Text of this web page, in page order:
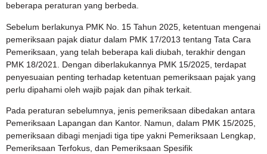
beberapa peraturan yang berbeda.
Sebelum berlakunya PMK No. 15 Tahun 2025, ketentuan mengenai
pemeriksaan pajak diatur dalam PMK 17/2013 tentang Tata Cara
Pemeriksaan, yang telah beberapa kali diubah, terakhir dengan
PMK 18/2021. Dengan diberlakukannya PMK 15/2025, terdapat
penyesuaian penting terhadap ketentuan pemeriksaan pajak yang
perlu dipahami oleh wajib pajak dan pihak terkait.
Pada peraturan sebelumnya, jenis pemeriksaan dibedakan antara
Pemeriksaan Lapangan dan Kantor. Namun, dalam PMK 15/2025,
pemeriksaan dibagi menjadi tiga tipe yakni Pemeriksaan Lengkap,
Pemeriksaan Terfokus, dan Pemeriksaan Spesifik